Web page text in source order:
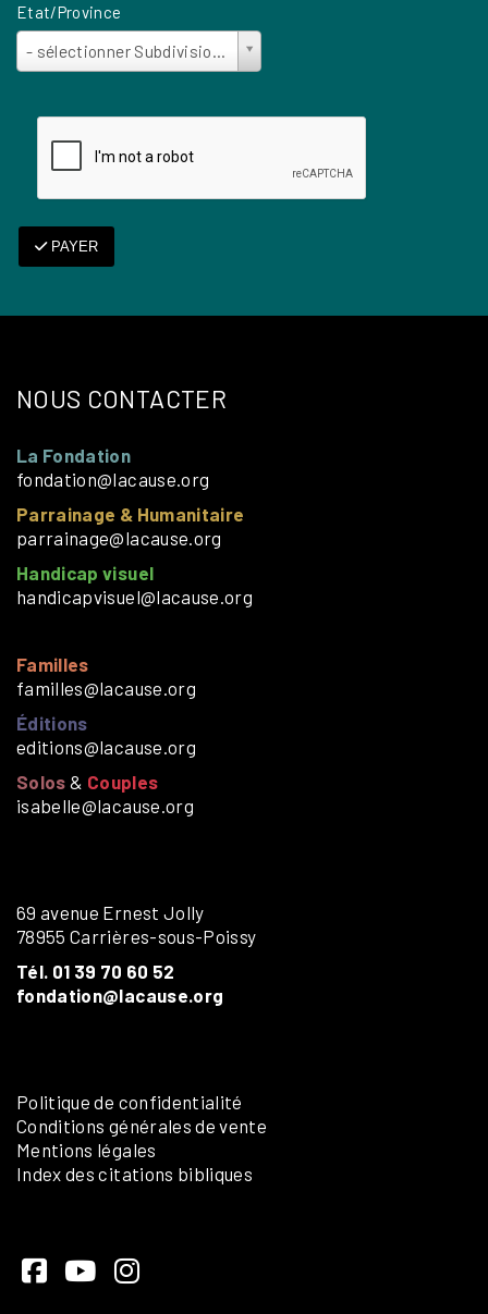
Etat/Province
- sélectionner Subdivision de pays -
Etat/Province
PAYER
NOUS CONTACTER
La Fondation
fondation@lacause.org
Parrainage & Humanitaire
parrainage@lacause.org
Handicap visuel
handicapvisuel@lacause.org
Familles
familles@lacause.org
Éditions
editions@lacause.org
Solos & Couples
isabelle@lacause.org
69 avenue Ernest Jolly
78955 Carrières-sous-Poissy
Tél. 01 39 70 60 52
fondation@lacause.org
Politique de confidentialité
Conditions générales de vente
Mentions légales
Index des citations bibliques